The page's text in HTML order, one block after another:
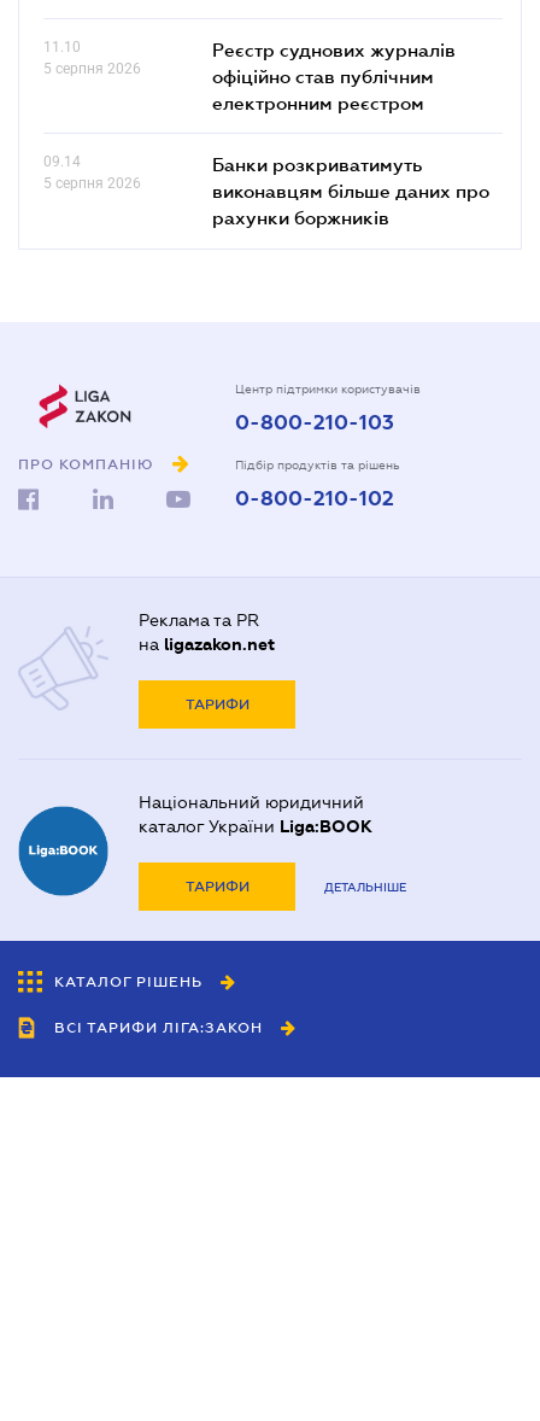
11.10
5 серпня 2026
Реєстр суднових журналів
офіційно став публічним
електронним реєстром
09.14
5 серпня 2026
Банки розкриватимуть
виконавцям більше даних про
рахунки боржників
ПРО КОМПАНІЮ
Центр підтримки користувачів
0-800-210-103
Підбір продуктів та рішень
0-800-210-102
Реклама та PR
на ligazakon.net
ТАРИФИ
Національний юридичний
каталог України Liga:BOOK
ТАРИФИ ДЕТАЛЬНІШЕ
КАТАЛОГ РІШЕНЬ
ВСІ ТАРИФИ ЛІГА:ЗАКОН